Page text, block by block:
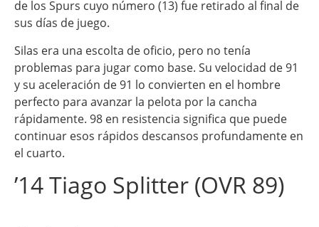
de los Spurs cuyo número (13) fue retirado al final de
sus días de juego.
Silas era una escolta de oficio, pero no tenía
problemas para jugar como base. Su velocidad de 91
y su aceleración de 91 lo convierten en el hombre
perfecto para avanzar la pelota por la cancha
rápidamente. 98 en resistencia significa que puede
continuar esos rápidos descansos profundamente en
el cuarto.
’14 Tiago Splitter (OVR 89)